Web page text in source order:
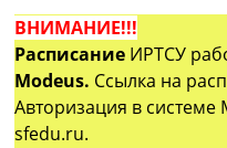
ВНИМАНИЕ!!!
Расписание ИРТСУ
Modeus. Ссылка на
Авторизация в системе
sfedu.ru.